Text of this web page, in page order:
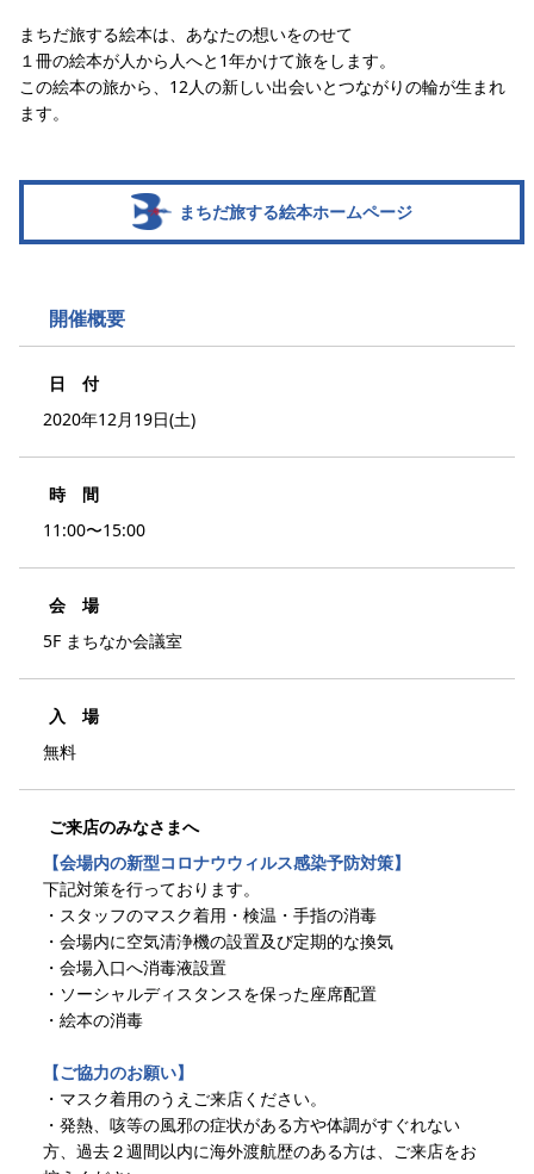
まちだ旅する絵本は、あなたの想いをのせて
１冊の絵本が人から人へと1年かけて旅をします。
この絵本の旅から、12人の新しい出会いとつながりの輪が生まれ
ます。
まちだ旅する絵本ホームページ
開催概要
日 付
2020年12月19日(土)
時 間
11:00〜15:00
会 場
5F まちなか会議室
入 場
無料
ご来店のみなさまへ
【会場内の新型コロナウウィルス感染予防対策】
下記対策を行っております。
・スタッフのマスク着用・検温・手指の消毒
・会場内に空気清浄機の設置及び定期的な換気
・会場入口へ消毒液設置
・ソーシャルディスタンスを保った座席配置
・絵本の消毒
【ご協力のお願い】
・マスク着用のうえご来店ください。
・発熱、咳等の風邪の症状がある方や体調がすぐれない
方、過去２週間以内に海外渡航歴のある方は、ご来店をお